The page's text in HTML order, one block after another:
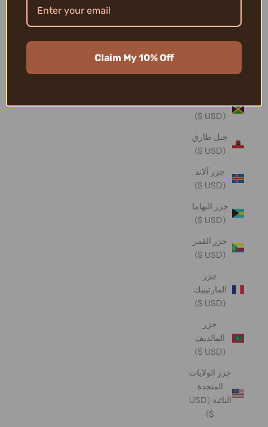
(USD $)
جبل طارق
(USD $)
جزر آلاند
(USD $)
جزر البهاما
(USD $)
جزر القمر
(USD $)
جزر
المارتينيك
(USD $)
جزر
المالديف
(USD $)
جزر الولايات
المتحدة
النائية (USD
$)
Claim My 10% Off